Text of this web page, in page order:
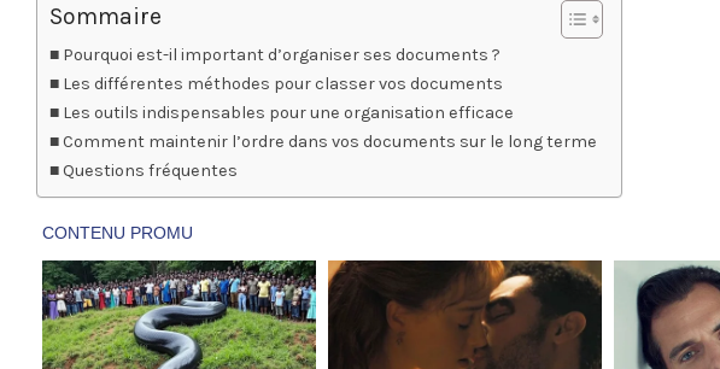
Sommaire
Pourquoi est-il important d’organiser ses documents ?
Les différentes méthodes pour classer vos documents
Les outils indispensables pour une organisation efficace
Comment maintenir l’ordre dans vos documents sur le long terme
Questions fréquentes